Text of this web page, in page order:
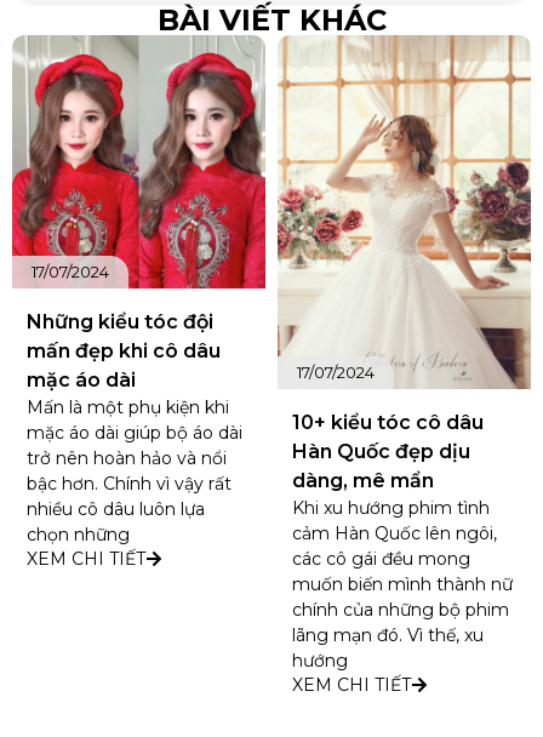
BÀI VIẾT KHÁC
17/07/2024
10+ kiểu tóc cô dâu
Hàn Quốc đẹp dịu
dàng, mê mẩn
Khi xu hướng phim tình
cảm Hàn Quốc lên ngôi,
các cô gái đều mong
17/07/2024
Có nên hay không việc
chụp ảnh cưới 2 lần?
Chụp ảnh cưới chắc hẳn là
công đoạn được các cặp
đôi quan tâm nhất trong
suốt quá trình chuẩn bị
đám cưới. Đây là 1 cách vô
cùng tuyệt vời để
XEM CHI TIẾT